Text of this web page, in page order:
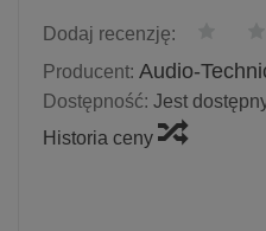
Dodaj recenzję:
Producent: Audio-
Dostępność: Jest
Historia ceny